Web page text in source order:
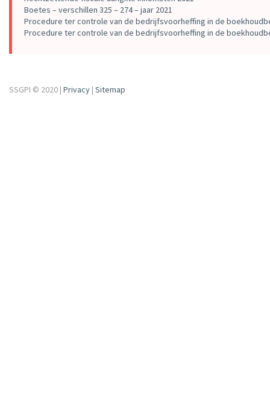
Boetes – verschillen 325 – 274 – jaar 2021
Procedure ter controle van de bedrijfsvoorheffing in de
Procedure ter controle van de bedrijfsvoorheffing in de
SSGPI © 2020 | Privacy | Sitemap